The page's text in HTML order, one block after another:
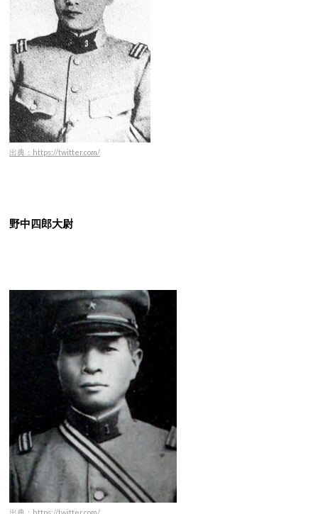
出典：https://twitter.com/
野中四郎大尉